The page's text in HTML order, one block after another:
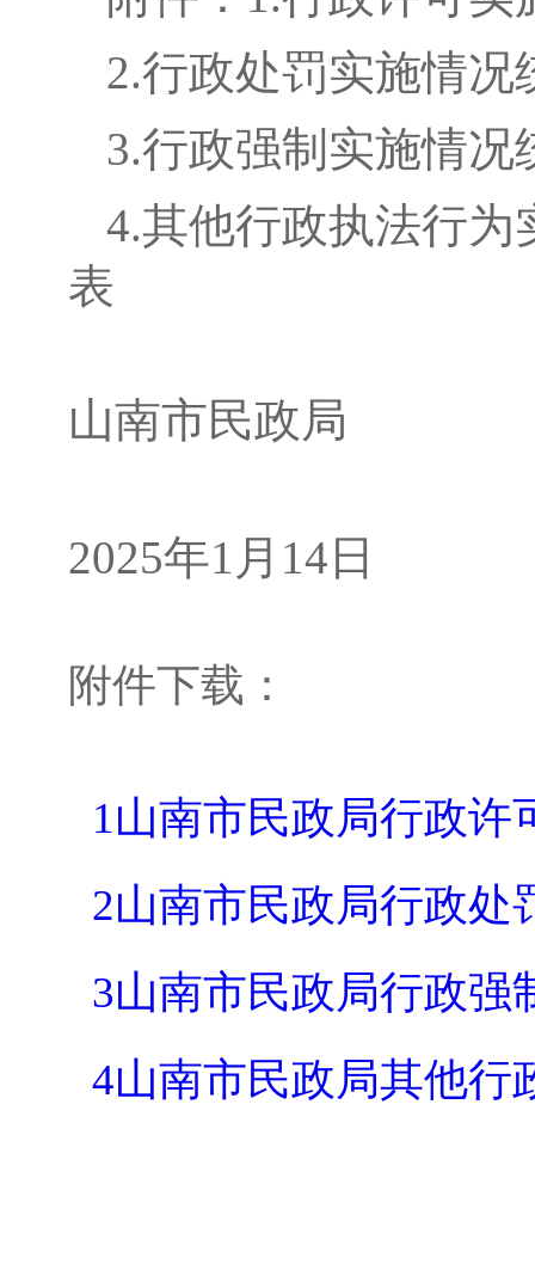
2.行政处罚实施情况
3.行政强制实施情况
4.其他行政执法行为
表
山南市民政局
2025年1月14日
附件下载：
1山南市民政局行政许
2山南市民政局行政处
3山南市民政局行政强
4山南市民政局其他行